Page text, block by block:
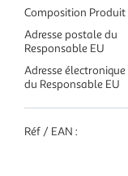
Composition Produit
Adresse postale du
Responsable EU
Adresse électronique
du Responsable EU
Réf / EAN :